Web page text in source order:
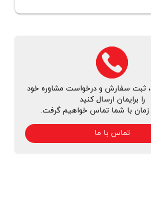
ثبت سفارش و درخواست مشاوره خود
را برایمان ارسال کنید
زمان با شما تماس خواهیم گرفت.
تماس با ما